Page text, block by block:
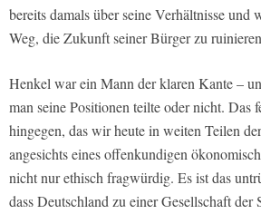
bereits damals über seine Verhältnisse und
Weg, die Zukunft seiner Bürger zu
Henkel war ein Mann der klaren Kante –
man seine Positionen teilte oder nicht. Das
hingegen, das wir heute in weiten Teilen
angesichts eines offenkundigen
nicht nur ethisch fragwürdig. Es ist das
dass Deutschland zu einer Gesellschaft der